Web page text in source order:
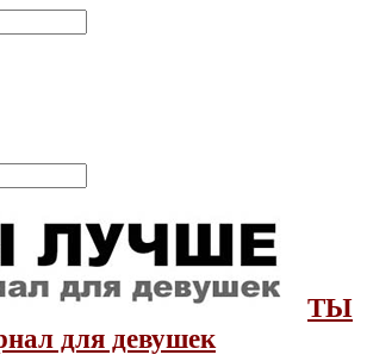
ТЫ
для девушек